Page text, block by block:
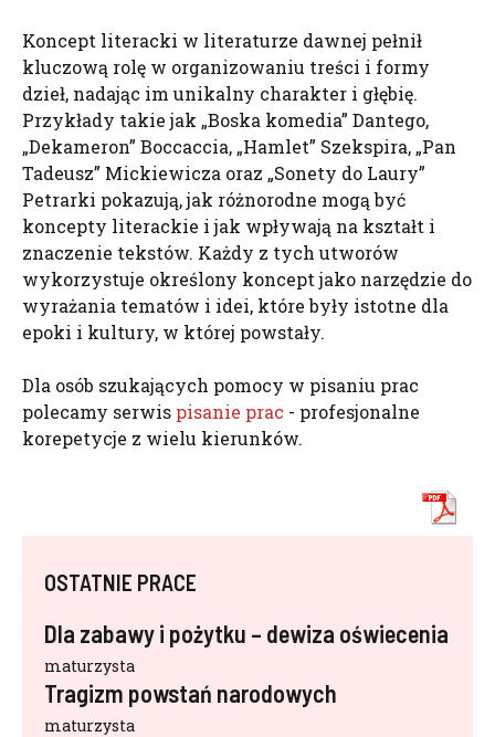
Koncept literacki w literaturze dawnej pełnił
kluczową rolę w organizowaniu treści i formy
dzieł, nadając im unikalny charakter i głębię.
Przykłady takie jak „Boska komedia” Dantego,
„Dekameron” Boccaccia, „Hamlet” Szekspira, „Pan
Tadeusz” Mickiewicza oraz „Sonety do Laury”
Petrarki pokazują, jak różnorodne mogą być
koncepty literackie i jak wpływają na kształt i
znaczenie tekstów. Każdy z tych utworów
wykorzystuje określony koncept jako narzędzie do
wyrażania tematów i idei, które były istotne dla
epoki i kultury, w której powstały.
Dla osób szukających pomocy w pisaniu prac
polecamy serwis pisanie prac - profesjonalne
korepetycje z wielu kierunków.
OSTATNIE PRACE
Dla zabawy i pożytku – dewiza oświecenia
maturzysta
Tragizm powstań narodowych
maturzysta